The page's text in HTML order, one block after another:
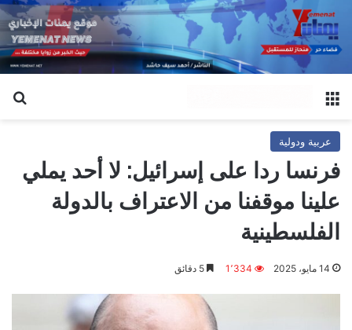
عربية ودولية
فرنسا ردا على إسرائيل: لا أحد يملي
علينا موقفنا من الاعتراف بالدولة
الفلسطينية
14 مايو، 2025 1٬334